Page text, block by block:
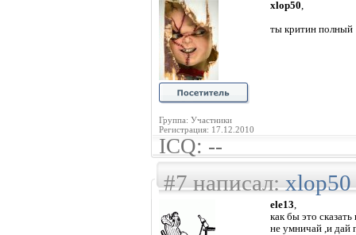
Группа: Участники
Регистрация: 17.12.2010
xlop50,
ты критин полный
ICQ: --
#7 написал:xlop50
ele13,
как бы это
не умничай ,и дай